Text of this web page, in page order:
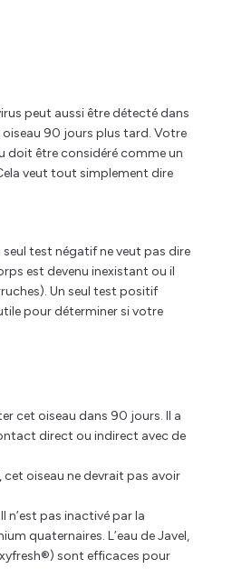
peut aussi être détecté dans
oiseau 90 jours plus tard. Votre
doit être considéré comme un
veut tout simplement dire
test négatif ne veut pas dire
est devenu inexistant ou il
Un seul test positif
pour déterminer si votre
cet oiseau dans 90 jours. Il a
direct ou indirect avec de
cet oiseau ne devrait pas avoir
n’est pas inactivé par la
quaternaires. L’eau de Javel,
sont efficaces pour